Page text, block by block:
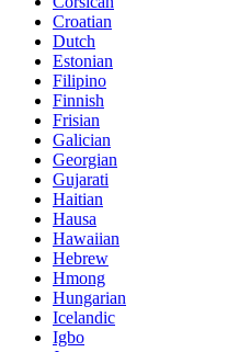
Croatian
Dutch
Estonian
Filipino
Finnish
Frisian
Galician
Georgian
Gujarati
Haitian
Hausa
Hawaiian
Hebrew
Hmong
Hungarian
Icelandic
Igbo